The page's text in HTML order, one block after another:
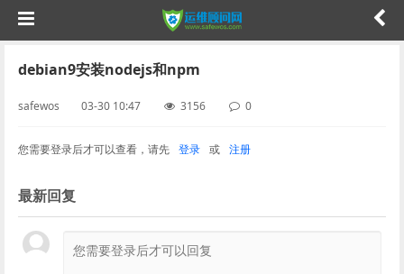
debian9安装nodejs和npm
safewos 03-30 10:47 3156 0
您需要登录后才可以查看，请先 登录 或 注册
最新回复